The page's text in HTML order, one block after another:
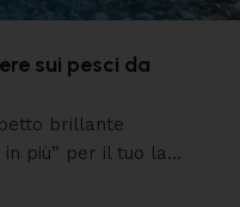
sui pesci da
brillante
più” per il tuo la...